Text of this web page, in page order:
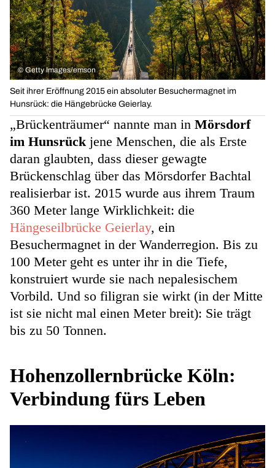
© Getty Images/emson
Seit ihrer Eröffnung 2015 ein absoluter Besuchermagnet im
Hunsrück: die Hängebrücke Geierlay.
„Brückenträumer“ nannte man in Mörsdorf
im Hunsrück jene Menschen, die als Erste
daran glaubten, dass dieser gewagte
Brückenschlag über das Mörsdorfer Bachtal
realisierbar ist. 2015 wurde aus ihrem Traum
360 Meter lange Wirklichkeit: die
Hängeseilbrücke Geierlay, ein
Besuchermagnet in der Wanderregion. Bis zu
100 Meter geht es unter ihr in die Tiefe,
konstruiert wurde sie nach nepalesischem
Vorbild. Und so filigran sie wirkt (in der Mitte
ist sie nicht mal einen Meter breit): Sie trägt
bis zu 50 Tonnen.
Hohenzollernbrücke Köln:
Verbindung fürs Leben